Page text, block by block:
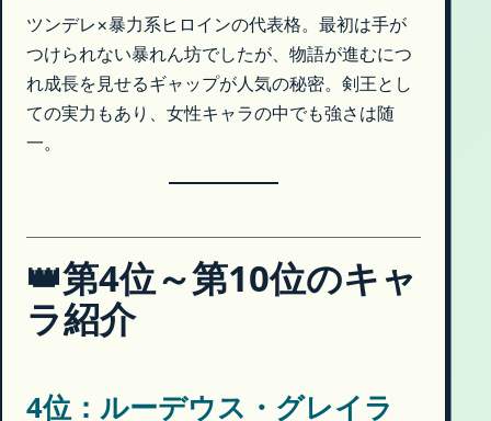
ツンデレ×暴力系ヒロインの代表格。最初は手が
つけられない暴れん坊でしたが、物語が進むにつ
れ成長を見せるギャップが人気の秘密。剣王とし
ての実力もあり、女性キャラの中でも強さは随
一。
👑第4位～第10位のキャ
ラ紹介
4位：ルーデウス・グレイラ